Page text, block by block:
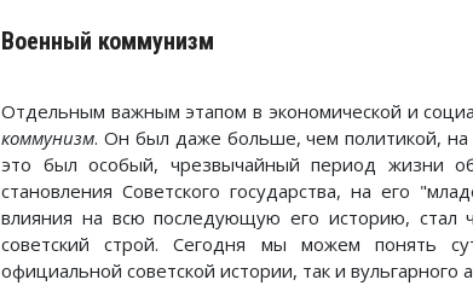
Военный коммунизм
Отдельным важным этапом в экономической и
коммунизм. Он был даже больше, чем политикой,
это был особый, чрезвычайный период жизни
становления Советского государства, на его
влияния на всю последующую его историю, стал
советский строй. Сегодня мы можем понять
официальной советской истории, так и вульгарного